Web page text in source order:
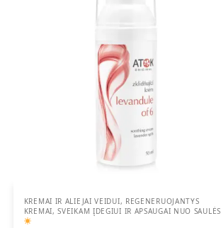
KREMAI IR ALIEJAI VEIDUI, REGENERUOJANTYS
KREMAI,SVEIKAM ĮDEGIUI IR APSAUGAI NUO SAULĖS